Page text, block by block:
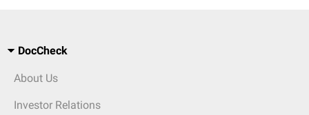
DocCheck
About Us
Investor Relations